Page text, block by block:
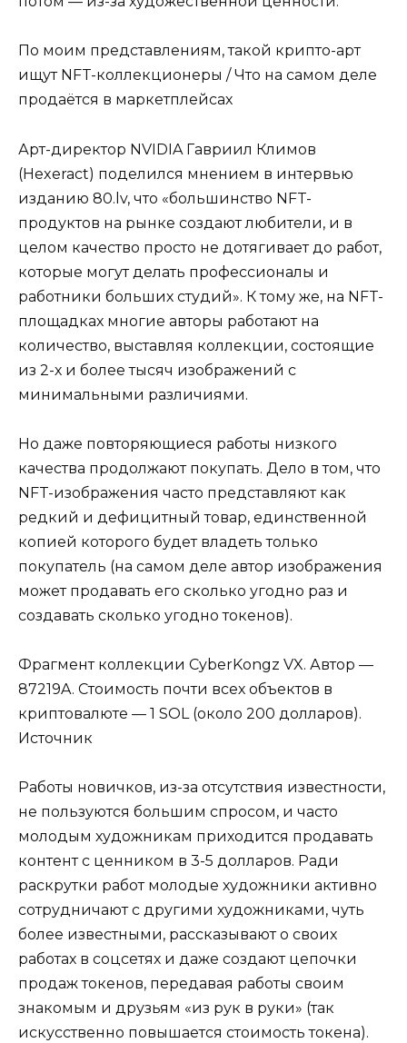
По моим представлениям, такой крипто-арт
ищут NFT-коллекционеры / Что на самом деле
продаётся в маркетплейсах
Арт-директор NVIDIA Гавриил Климов
(Hexeract) поделился мнением в интервью
изданию 80.lv, что «большинство NFT-
продуктов на рынке создают любители, и в
целом качество просто не дотягивает до работ,
которые могут делать профессионалы и
работники больших студий». К тому же, на NFT-
площадках многие авторы работают на
количество, выставляя коллекции, состоящие
из 2-х и более тысяч изображений с
минимальными различиями.
Но даже повторяющиеся работы низкого
качества продолжают покупать. Дело в том, что
NFT-изображения часто представляют как
редкий и дефицитный товар, единственной
копией которого будет владеть только
покупатель (на самом деле автор изображения
может продавать его сколько угодно раз и
создавать сколько угодно токенов).
Фрагмент коллекции CyberKongz VX. Автор —
87219A. Стоимость почти всех объектов в
криптовалюте — 1 SOL (около 200 долларов).
Источник
Работы новичков, из-за отсутствия известности,
не пользуются большим спросом, и часто
молодым художникам приходится продавать
контент с ценником в 3-5 долларов. Ради
раскрутки работ молодые художники активно
сотрудничают с другими художниками, чуть
более известными, рассказывают о своих
работах в соцсетях и даже создают цепочки
продаж токенов, передавая работы своим
знакомым и друзьям «из рук в руки» (так
искусственно повышается стоимость токена).